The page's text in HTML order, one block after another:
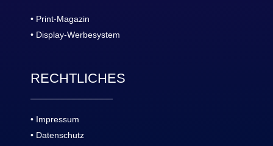
• Print-Magazin
• Display-Werbesystem
RECHTLICHES
• Impressum
• Datenschutz